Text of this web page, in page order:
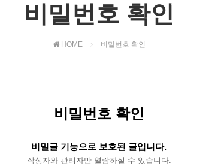
비밀번호 확인
HOME 비밀번호 확인
비밀번호 확인
비밀글 기능으로 보호된 글입니다.
작성자와 관리자만 열람하실 수 있습니다.